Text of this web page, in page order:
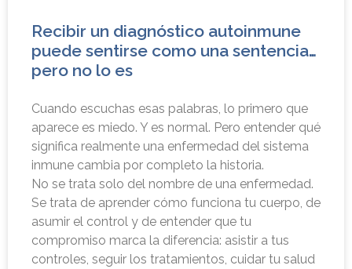
Recibir un diagnóstico autoinmune
puede sentirse como una sentencia…
pero no lo es
Cuando escuchas esas palabras, lo primero que
aparece es miedo. Y es normal. Pero entender qué
significa realmente una enfermedad del sistema
inmune cambia por completo la historia.
No se trata solo del nombre de una enfermedad.
Se trata de aprender cómo funciona tu cuerpo, de
asumir el control y de entender que tu
compromiso marca la diferencia: asistir a tus
controles, seguir los tratamientos, cuidar tu salud